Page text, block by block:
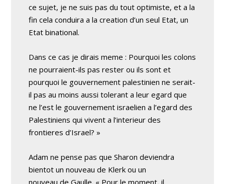
ce sujet, je ne suis pas du tout optimiste, et a la
fin cela conduira a la creation d’un seul Etat, un
Etat binational.
Dans ce cas je dirais meme : Pourquoi les colons
ne pourraient-ils pas rester ou ils sont et
pourquoi le gouvernement palestinien ne serait-
il pas au moins aussi tolerant a leur egard que
ne l’est le gouvernement israelien a l’egard des
Palestiniens qui vivent a l’interieur des
frontieres d’Israel? »
Adam ne pense pas que Sharon deviendra
bientot un nouveau de Klerk ou un
nouveau de Gaulle. « Pour le moment, il